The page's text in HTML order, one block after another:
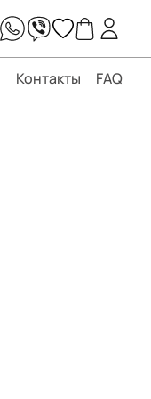
Контакты FAQ